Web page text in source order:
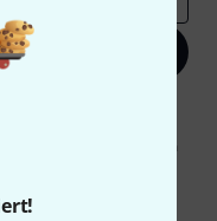
dem Erhalt von E-Mail-
zu. Die
finden Sie in